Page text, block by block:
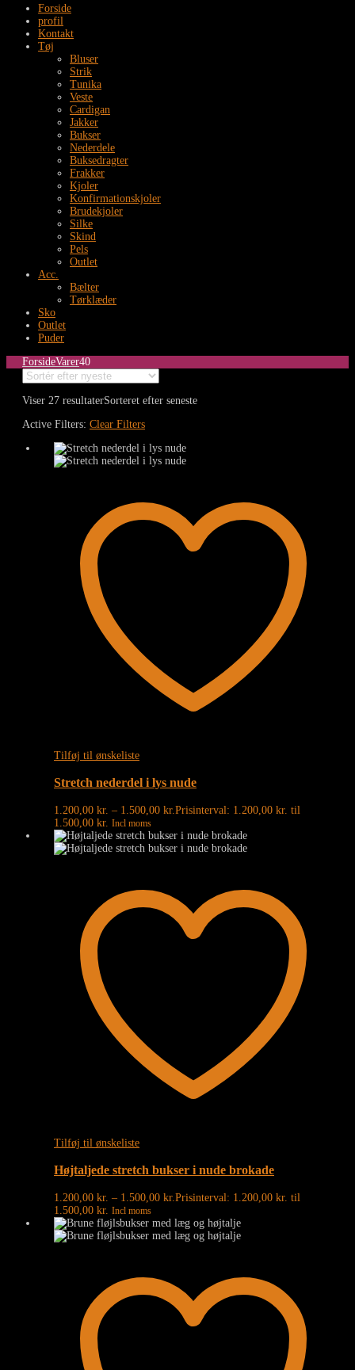
Forside
profil
Kontakt
Tøj
Bluser
Strik
Tunika
Veste
Cardigan
Jakker
Bukser
Nederdele
Buksedragter
Frakker
Kjoler
Konfirmationskjoler
Brudekjoler
Silke
Skind
Pels
Outlet
Acc.
Bælter
Tørklæder
Sko
Outlet
Puder
ForsideVarer40
Viser 27 resultaterSorteret efter seneste
Active Filters: Clear Filters
Tilføj til ønskeliste
Stretch nederdel i lys nude
1.200,00 kr. – 1.500,00 kr. Prisinterval: 1.200,00 kr. til
1.500,00 kr. Incl moms
Tilføj til ønskeliste
Højtaljede stretch bukser i nude brokade
1.200,00 kr. – 1.500,00 kr. Prisinterval: 1.200,00 kr. til
1.500,00 kr. Incl moms